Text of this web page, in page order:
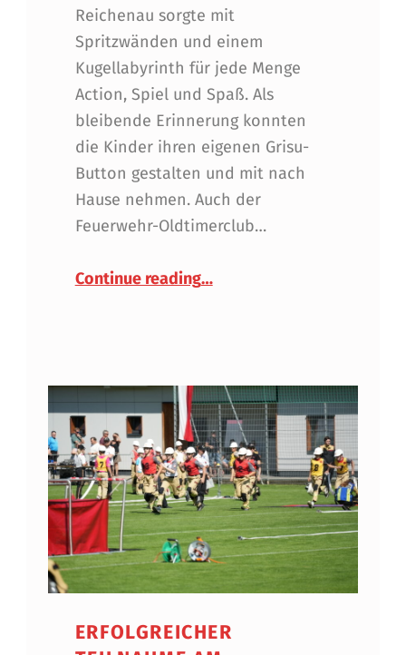
Reichenau sorgte mit
Spritzwänden und einem
Kugellabyrinth für jede Menge
Action, Spiel und Spaß. Als
bleibende Erinnerung konnten
die Kinder ihren eigenen Grisu-
Button gestalten und mit nach
Hause nehmen. Auch der
Feuerwehr-Oldtimerclub…
Continue reading…
ERFOLGREICHER